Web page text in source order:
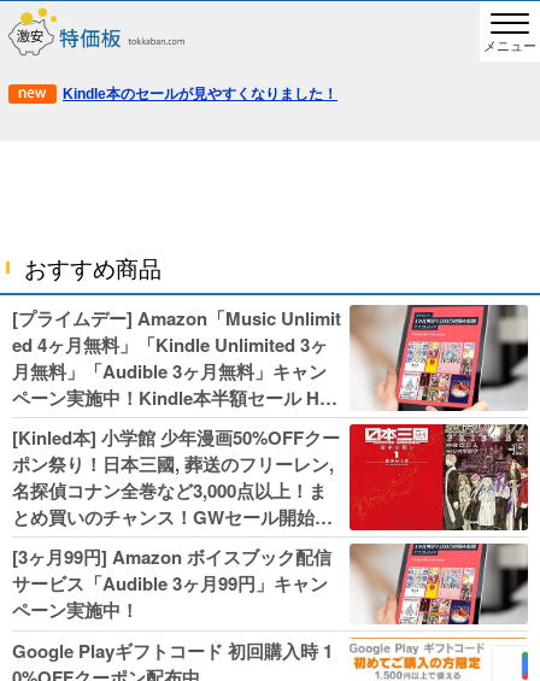
メニュー
Kindle本のセールが見やすくなりました！
おすすめ商品
[プライムデー] Amazon「Music Unlimit
ed 4ヶ月無料」「Kindle Unlimited 3ヶ
月無料」「Audible 3ヶ月無料」キャン
ペーン実施中！Kindle本半額セール HU
NTER×HUNTERなど集英社、無職転生,
幼女戦記などKADOKAWA、キャプテン
翼100円セールも！
[Kinled本] 小学館 少年漫画50%OFFクー
ポン祭り！日本三國, 葬送のフリーレン,
名探偵コナン全巻など3,000点以上！ま
とめ買いのチャンス！GWセール開始！
人気コミック多数 カドカワ祭やIT関連本
がセールに！
[3ヶ月99円] Amazon ボイスブック配信
サービス「Audible 3ヶ月99円」キャン
ペーン実施中！
Google Playギフトコード 初回購入時 1